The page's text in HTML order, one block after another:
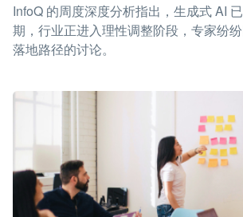
InfoQ 的周度深度分析指出，生成式 AI
期，行业正进入理性调整阶段，专家纷
落地路径的讨论。